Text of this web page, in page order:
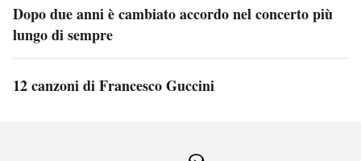
Dopo due anni è cambiato accordo nel concerto più
lungo di sempre
12 canzoni di Francesco Guccini